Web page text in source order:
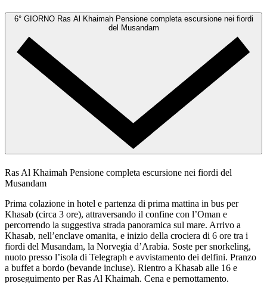
6° GIORNO Ras Al Khaimah Pensione completa escursione nei fiordi
del Musandam
Ras Al Khaimah Pensione completa escursione nei fiordi del
Musandam
Prima colazione in hotel e partenza di prima mattina in bus per
Khasab (circa 3 ore), attraversando il confine con l’Oman e
percorrendo la suggestiva strada panoramica sul mare. Arrivo a
Khasab, nell’enclave omanita, e inizio della crociera di 6 ore tra i
fiordi del Musandam, la Norvegia d’Arabia. Soste per snorkeling,
nuoto presso l’isola di Telegraph e avvistamento dei delfini. Pranzo
a buffet a bordo (bevande incluse). Rientro a Khasab alle 16 e
proseguimento per Ras Al Khaimah. Cena e pernottamento.